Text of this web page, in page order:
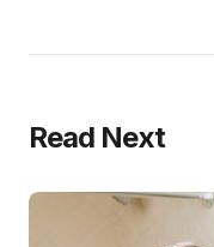
Read Next